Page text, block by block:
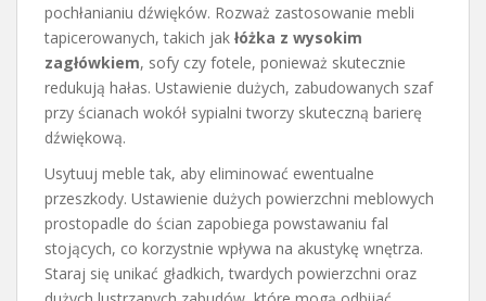
pochłanianiu dźwięków. Rozważ zastosowanie mebli
tapicerowanych, takich jak łóżka z wysokim
zagłówkiem, sofy czy fotele, ponieważ skutecznie
redukują hałas. Ustawienie dużych, zabudowanych szaf
przy ścianach wokół sypialni tworzy skuteczną barierę
dźwiękową.
Usytuuj meble tak, aby eliminować ewentualne
przeszkody. Ustawienie dużych powierzchni meblowych
prostopadle do ścian zapobiega powstawaniu fal
stojących, co korzystnie wpływa na akustykę wnętrza.
Staraj się unikać gładkich, twardych powierzchni oraz